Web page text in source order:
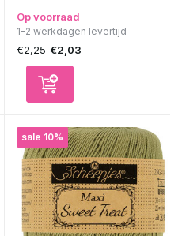
Op voorraad
1-2 werkdagen levertijd
€2,25 €2,03
sale 10%